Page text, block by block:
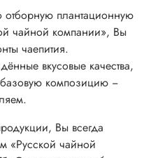
отборную плантационную
чайной компании», Вы
чаепития.
вкусовые качества,
композицию −
Вы всегда
«Русской чайной